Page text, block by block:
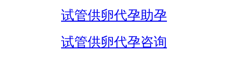
试管供卵代孕助孕
试管供卵代孕咨询